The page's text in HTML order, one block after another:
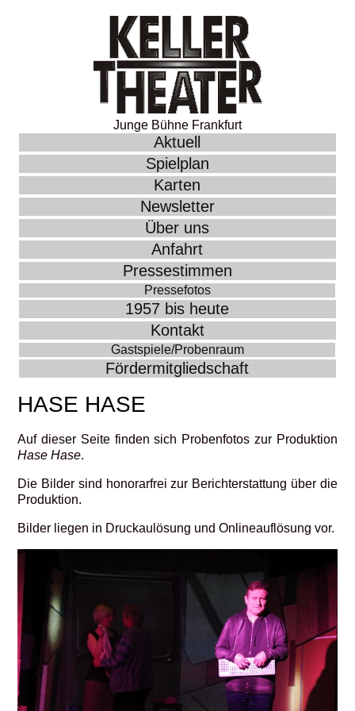
Junge Bühne Frankfurt
Aktuell
Spielplan
Karten
Newsletter
Über uns
Anfahrt
Pressestimmen
Pressefotos
1957 bis heute
Kontakt
Gastspiele/Probenraum
Fördermitgliedschaft
HASE HASE
Auf dieser Seite finden sich Probenfotos zur Produktion
Hase Hase.
Die Bilder sind honorarfrei zur Berichterstattung über die
Produktion.
Bilder liegen in Druckaulösung und Onlineauflösung vor.